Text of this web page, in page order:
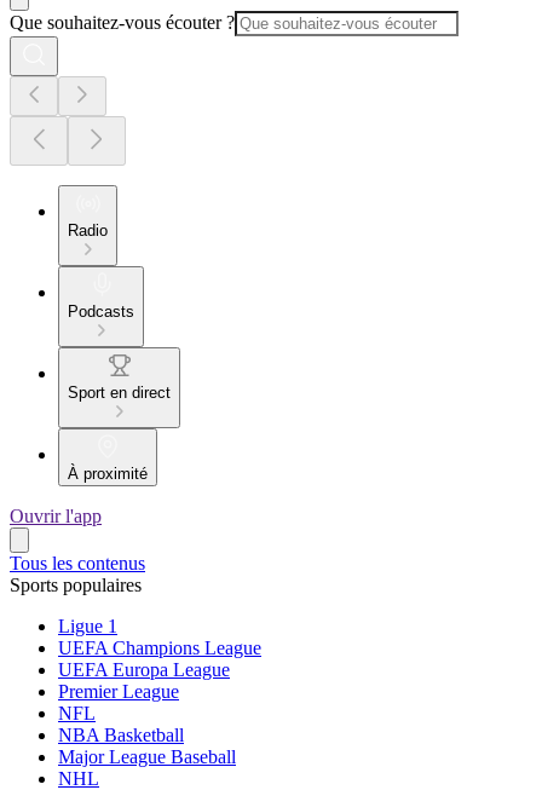
Que souhaitez-vous écouter ?
Radio
Podcasts
Sport en direct
À proximité
Ouvrir l'app
Tous les contenus
Sports populaires
Ligue 1
UEFA Champions League
UEFA Europa League
Premier League
NFL
NBA Basketball
Major League Baseball
NHL